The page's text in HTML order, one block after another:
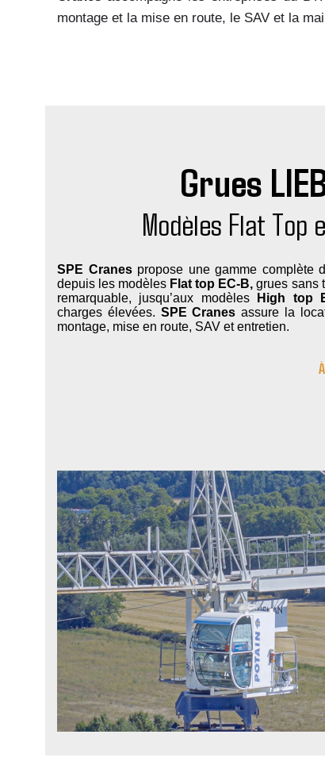
montage et la mise en route, le SAV et la
Grues
Modèles Flat Top
SPE Cranespropose une gamme complète
depuis les modèles Flat top EC-B, grues sans
remarquable, jusqu’aux modèles
High top
charges élevées. SPE Cranes assure la
montage, mise en route, SAV et entretien.